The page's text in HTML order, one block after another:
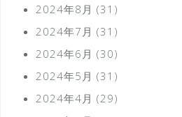
2024年8月 (31)
2024年7月 (31)
2024年6月 (30)
2024年5月 (31)
2024年4月 (29)